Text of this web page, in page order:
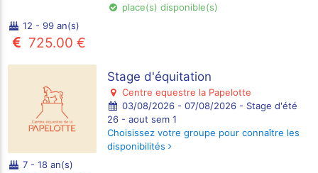
place(s) disponible(s)
12 - 99 an(s)
725.00 €
Stage d'équitation
Centre equestre la Papelotte
03/08/2026 - 07/08/2026 - Stage d'été
26 - aout sem 1
Choisissez votre groupe pour connaître les
disponibilités
7 - 18 an(s)